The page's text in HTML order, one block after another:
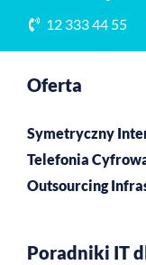
12 333 44 55
Oferta
Symetryczny
Telefonia
Outsourcing
Poradniki IT